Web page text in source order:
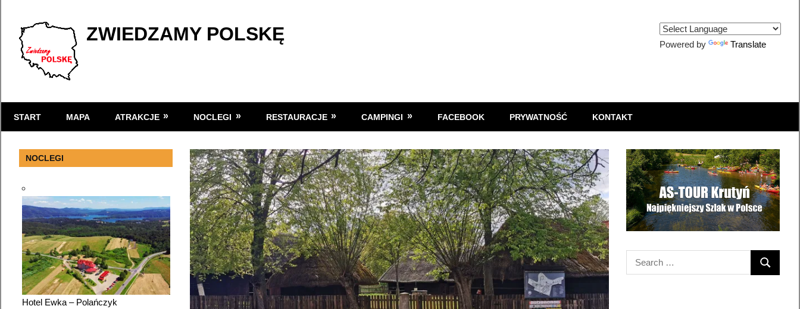
content
ZWIEDZAMY POLSKĘ
w
Powered by Translate
START MAPA ATRAKCJE NOCLEGI RESTAURACJE CAMPINGI FACEBOOK PRYWATNOŚĆ KONTAKT
NOCLEGI
Hotel Ewka – Polańczyk
Search
for:
SEARCH